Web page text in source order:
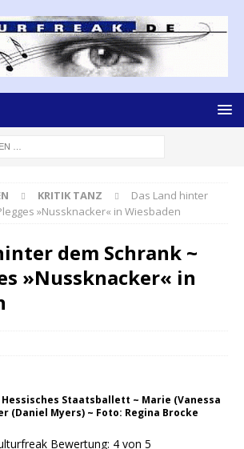
KRITIK TANZ
Das Land hinter
»Nussknacker« in Wiesbaden
dem Schrank ~
»Nussknacker« in
Staatsballett ~ Marie (Vanessa
(Daniel Myers) ~ Foto: Regina Brocke